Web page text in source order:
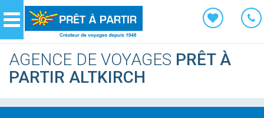
Navigation
AGENCE DE VOYAGES PRÊT À
PARTIR ALTKIRCH
Panneau de gestion des cookies